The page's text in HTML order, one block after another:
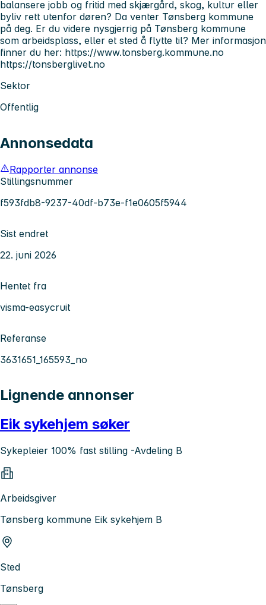
balansere jobb og fritid med skjærgård, skog, kultur eller
byliv rett utenfor døren? Da venter Tønsberg kommune
på deg. Er du videre nysgjerrig på Tønsberg kommune
som arbeidsplass, eller et sted å flytte til? Mer informasjon
finner du her: https://www.tonsberg.kommune.no
https://tonsberglivet.no
Sektor
Offentlig
Annonsedata
Rapporter annonse
Stillingsnummer
f593fdb8-9237-40df-b73e-f1e0605f5944
Sist endret
22. juni 2026
Hentet fra
visma-easycruit
Referanse
3631651_165593_no
Lignende annonser
Eik sykehjem søker
Sykepleier 100% fast stilling -Avdeling B
Arbeidsgiver
Tønsberg kommune Eik sykehjem B
Sted
Tønsberg